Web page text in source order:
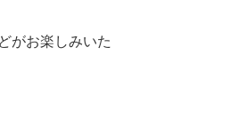
がお楽しみいた